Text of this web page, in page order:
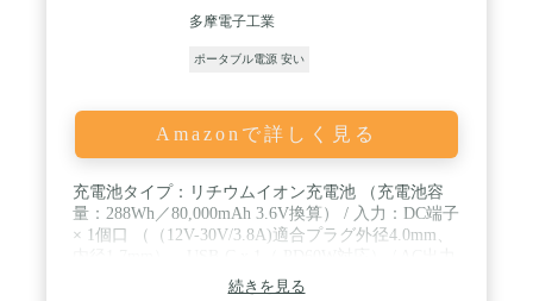
機能も搭載。同じ部屋にいなくても充電・給電情報
の確認・操作が可能になりました。 / パッケージ内
ト / ご注意：車からポータブル電源を充電する際
は、まずポータブル電源側にXT-60端子を真っ直ぐ
奧まで差し込み、次に車側のシガーソケットに接続
ることがあるため、接続した端子に緩みが無いか定
期的にご確認ください。 / ご注意：本製品は11~60V
のソーラーパネルに対応しています。Anker純正の
た、ソーラーパネルを複数枚接続する際は同じソー
多摩電子工業
ポータブル電源 安い
Amazonで詳しく見る
充電池タイプ：リチウムイオン充電池 （充電池容
量：288Wh／80,000mAh 3.6V換算） / 入力：DC端子
× 1個口 （（12V-30V/3.8A)適合プラグ外径4.0mm、
（正弦波）：AC100V x2個口（合計60Hz 300W
続きを見る